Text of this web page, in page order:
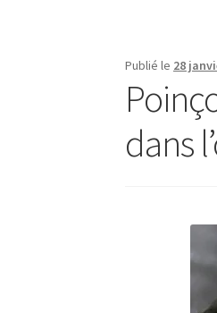
Publié le 28
dans